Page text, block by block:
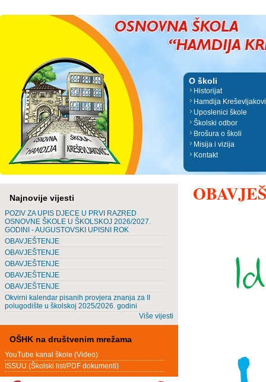
O školi
Historijat
Hamdija
Uposlenici škole
Školski odbor
Brošura o školi
Misija i vizija
Kontakt
Najnovije vijesti
POZIV ZA UPIS DJECE U PRVI RAZRED
OSNOVNE ŠKOLE U ŠKOLSKOJ 2026/2027.
GODINI - AUGUSTOVSKI UPISNI ROK
OBAVJEŠTENJE
OBAVJEŠTENJE
OBAVJEŠTENJE
OBAVJEŠTENJE
OBAVJEŠTENJE
Okvirni kalendar pisanih provjera znanja za II
polugodište u školskoj 2025/2026. godini
Više vijesti
OŠHK na društvenim mrežama
YouTube kanal škole (Video)
ISSUU (Školski list/PDF dokumenti)